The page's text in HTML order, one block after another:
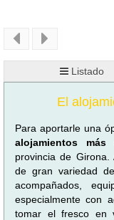
Listado
El
Para aportarle una
alojamientos
provincia de Girona.
de gran variedad
acompañados,
especialmente con
tomar el fresco en